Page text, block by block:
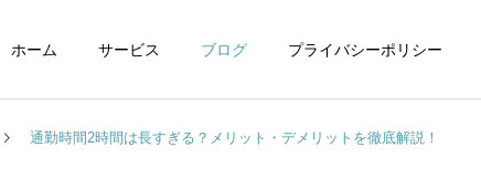
ホーム サービス ブログ プライバシーポリシー
通勤時間2時間は長すぎる？メリット・デメリットを徹底解説！